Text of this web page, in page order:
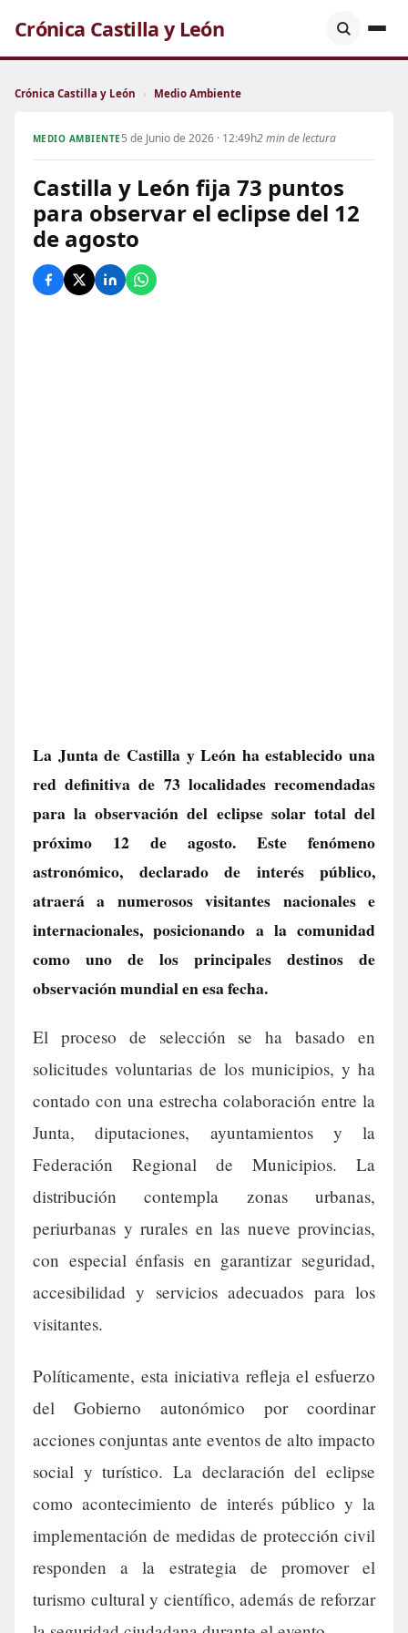
Crónica Castilla y León
Crónica Castilla y León › Medio Ambiente
MEDIO AMBIENTE 5 de Junio de 2026 · 12:49h2 min de lectura
Castilla y León fija 73 puntos
para observar el eclipse del 12
de agosto
La Junta de Castilla y León ha establecido una
red definitiva de 73 localidades recomendadas
para la observación del eclipse solar total del
próximo 12 de agosto. Este fenómeno
astronómico, declarado de interés público,
atraerá a numerosos visitantes nacionales e
internacionales, posicionando a la comunidad
como uno de los principales destinos de
observación mundial en esa fecha.
El proceso de selección se ha basado en
solicitudes voluntarias de los municipios, y ha
contado con una estrecha colaboración entre la
Junta, diputaciones, ayuntamientos y la
Federación Regional de Municipios. La
distribución contempla zonas urbanas,
periurbanas y rurales en las nueve provincias,
con especial énfasis en garantizar seguridad,
accesibilidad y servicios adecuados para los
visitantes.
Políticamente, esta iniciativa refleja el esfuerzo
del Gobierno autonómico por coordinar
acciones conjuntas ante eventos de alto impacto
social y turístico. La declaración del eclipse
como acontecimiento de interés público y la
implementación de medidas de protección civil
responden a la estrategia de promover el
turismo cultural y científico, además de reforzar